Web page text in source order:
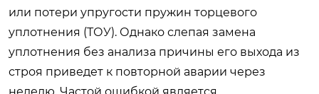
или потери упругости пружин торцевого
уплотнения (ТОУ). Однако слепая замена
уплотнения без анализа причины его выхода из
строя приведет к повторной аварии через
неделю. Частой ошибкой является